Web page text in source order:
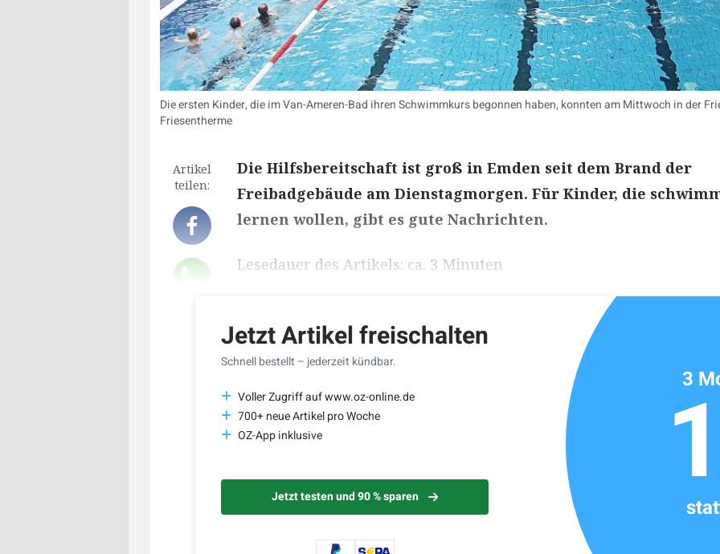
Die ersten Kinder, die im Van-Ameren-Bad ihren Schwimmkurs begonnen haben, konnten am Mittwoch in der
Friesentherme
Artikel
teilen:
Die Hilfsbereitschaft ist groß in Emden seit dem Brand der
Freibadgebäude am Dienstagmorgen. Für Kinder, die
lernen wollen, gibt es gute Nachrichten.
Lesedauer des Artikels: ca. 3 Minuten
Jetzt Artikel freischalten
Schnell bestellt – jederzeit kündbar.
Voller Zugriff auf www.oz-online.de
700+ neue Artikel pro Woche
OZ-App inklusive
Jetzt testen und 90 % sparen
3